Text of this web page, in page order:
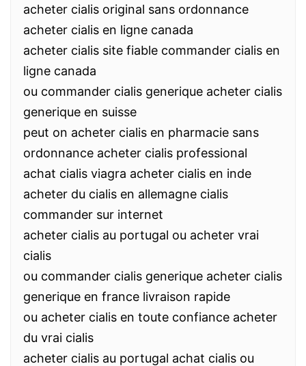
acheter cialis original sans ordonnance
acheter cialis en ligne canada
acheter cialis site fiable commander cialis en
ligne canada
ou commander cialis generique acheter cialis
generique en suisse
peut on acheter cialis en pharmacie sans
ordonnance acheter cialis professional
achat cialis viagra acheter cialis en inde
acheter du cialis en allemagne cialis
commander sur internet
acheter cialis au portugal ou acheter vrai
cialis
ou commander cialis generique acheter cialis
generique en france livraison rapide
ou acheter cialis en toute confiance acheter
du vrai cialis
acheter cialis au portugal achat cialis ou